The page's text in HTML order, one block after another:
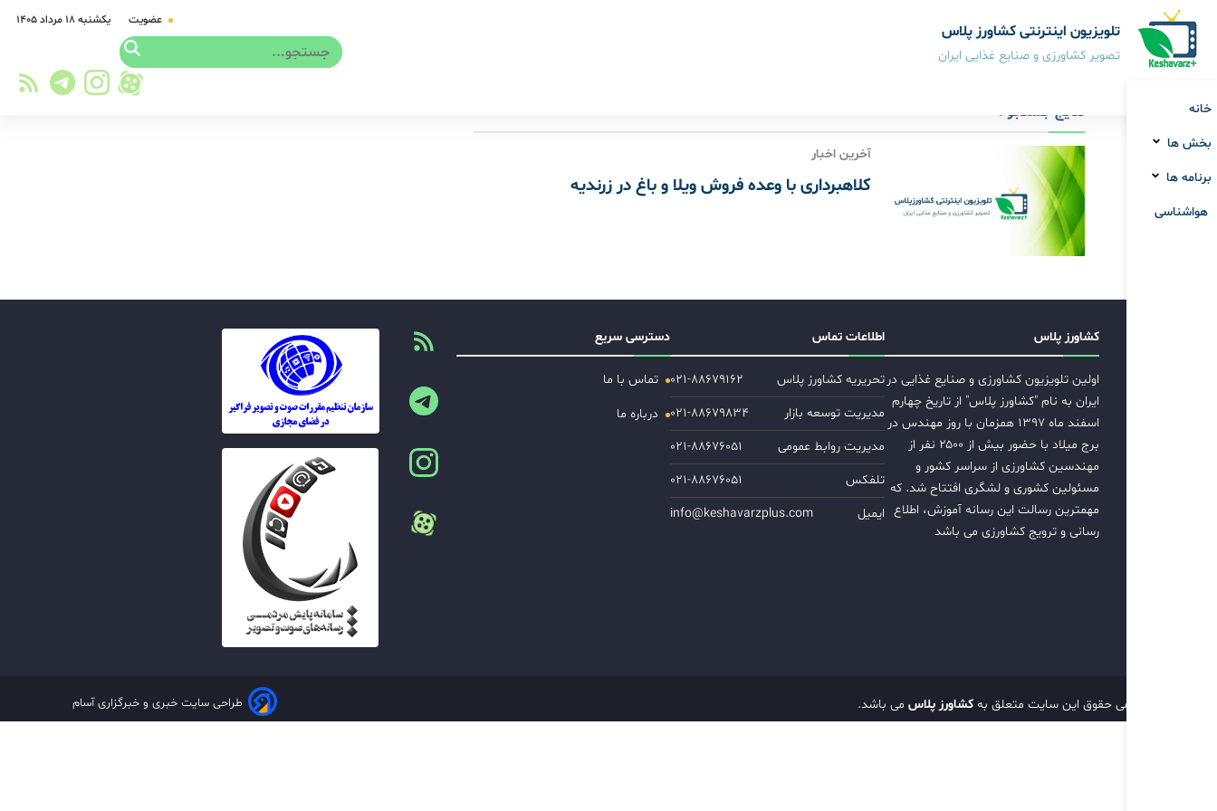
تلویزیون اینترنتی کشاورز پلاس
تصویر کشاورزی و صنایع غذایی ایران
عضویت یکشنبه ۱۸ مرداد ۱۴۰۵
خانه
بخش ها
برنامه ها
هواشناسی
نتایج جستجو :
آخرین اخبار
کلاهبرداری با وعده فروش ویلا و باغ‌ در زرندیه
کشاورز پلاس
اولین تلویزیون کشاورزی و صنایع غذایی در
ایران به نام "کشاورز پلاس" از تاریخ چهارم
اسفند ماه ۱۳۹۷ همزمان با روز مهندس در
برج میلاد با حضور بیش از ۲۵۰۰ نفر از
مهندسین کشاورزی از سراسر کشور و
مسئولین کشوری و لشگری افتتاح شد. که
مهمترین رسالت این رسانه آموزش، اطلاع
رسانی و ترویج کشاورزی می باشد
اطلاعات تماس
تحریریه کشاورز پلاس
۰۲۱-۸۸۶۷۹۱۶۲
مدیریت توسعه بازار
۰۲۱-۸۸۶۷۹۸۳۴
مدیریت روابط عمومی
۰۲۱-۸۸۶۷۶۰۵۱
تلفکس
۰۲۱-۸۸۶۷۶۰۵۱
ایمیل
info@keshavarzplus.com
دسترسی سریع
تماس با ما
درباره ما
تمامی حقوق این سایت متعلق به کشاورز پلاس می باشد. طراحی سایت خبری و خبرگزاری آسام